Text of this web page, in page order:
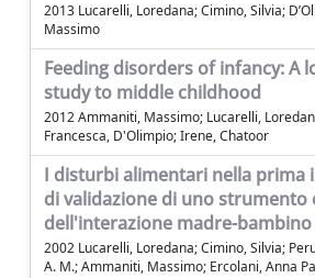
2013 Lucarelli, Loredana; Cimino, Silvia;
Massimo
Feeding disorders of infancy: A
study to middle childhood
2012 Ammaniti, Massimo; Lucarelli,
Francesca, D'Olimpio; Irene, Chatoor
I disturbi alimentari nella prima
di validazione di uno strumento
dell'interazione madre-bambino
2002 Lucarelli, Loredana; Cimino, Silvia;
A. M.; Ammaniti, Massimo; Ercolani, Anna